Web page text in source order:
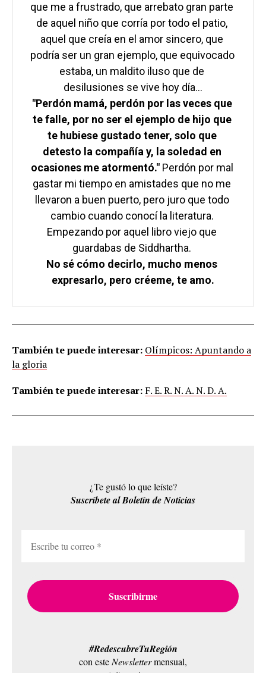
que me a frustrado, que arrebato gran parte
de aquel niño que corría por todo el patio,
aquel que creía en el amor sincero, que
podría ser un gran ejemplo, que equivocado
estaba, un maldito iluso que de
"Perdón mamá, perdón por las veces que
te falle, por no ser el ejemplo de hijo que
te hubiese gustado tener, solo que
detesto la compañía y, la soledad en
ocasiones me atormentó." Perdón por mal
gastar mi tiempo en amistades que no me
llevaron a buen puerto, pero juro que todo
cambio cuando conocí la literatura.
Empezando por aquel libro viejo que
No sé cómo decirlo, mucho menos
expresarlo, pero créeme, te amo.
También te puede interesar: Olímpicos: Apuntando a
la gloria
También te puede interesar: F. E. R. N. A. N. D. A.
¿Te gustó lo que leíste?
Suscríbete al Boletín de Noticias
#RedescubreTuRegión
con este Newslettermensual,